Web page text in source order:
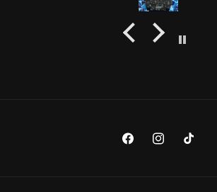
FacebookInstagram
TikTok